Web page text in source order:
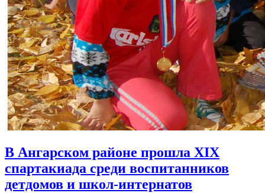
В Ангарском районе прошла XIX
спартакиада среди воспитанников
детдомов и школ-интернатов